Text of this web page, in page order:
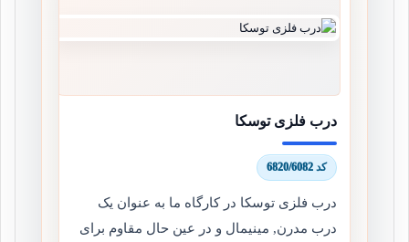
درب فلزی توسکا
کد 6820/6082
درب فلزی توسکا در کارگاه ما به عنوان یک
درب مدرن, مینیمال و در عین حال مقاوم برای